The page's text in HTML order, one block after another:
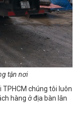
tận nơi
chúng tôi luôn
hàng ở địa bàn lân